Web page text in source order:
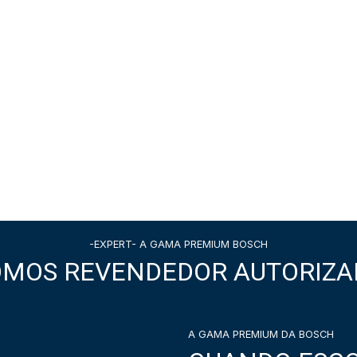
-EXPERT- A GAMA PREMIUM BOSCH
REVENDEDOR
A GAMA PREMIUM DA BOSCH